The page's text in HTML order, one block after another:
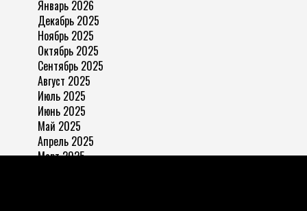
Январь 2026
Декабрь 2025
Ноябрь 2025
Октябрь 2025
Сентябрь 2025
Август 2025
Июль 2025
Июнь 2025
Май 2025
Апрель 2025
Март 2025